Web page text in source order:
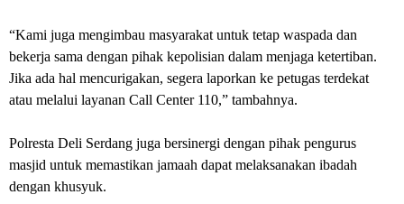
“Kami juga mengimbau masyarakat untuk tetap waspada dan
bekerja sama dengan pihak kepolisian dalam menjaga ketertiban.
Jika ada hal mencurigakan, segera laporkan ke petugas terdekat
atau melalui layanan Call Center 110,” tambahnya.
Polresta Deli Serdang juga bersinergi dengan pihak pengurus
masjid untuk memastikan jamaah dapat melaksanakan ibadah
dengan khusyuk.